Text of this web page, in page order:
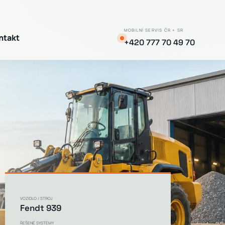
MOBILNÍ SERVIS ČR + SR
+420 777 70 49 70
VOZIDLO / STROJ
Fendt 939
ŘEŠENÉ SYSTÉMY